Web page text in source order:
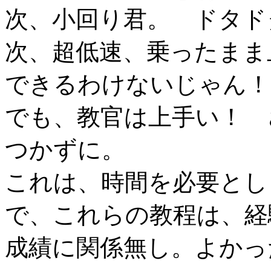
次、小回り君。 ドタ
次、超低速、乗った
できるわけないじゃん！
でも、教官は上手い！
つかずに。
これは、時間を必要と
で、これらの教程は、
成績に関係無し。よか